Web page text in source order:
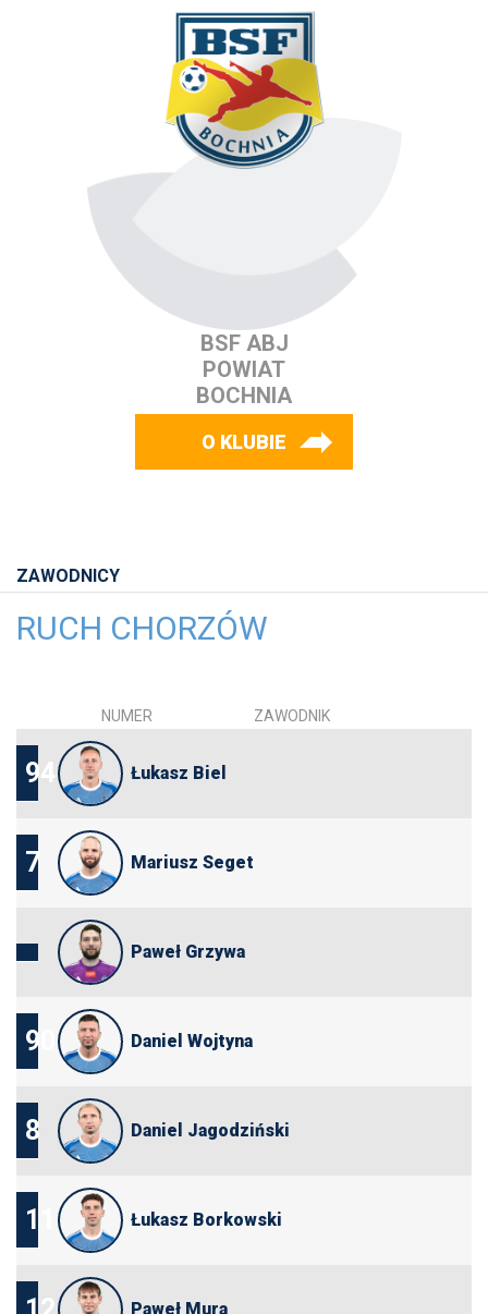
BSF ABJ
POWIAT
BOCHNIA
O KLUBIE
ZAWODNICY
RUCH CHORZÓW
NUMER ZAWODNIK
94 Łukasz Biel
7 Mariusz Seget
Paweł Grzywa
90 Daniel Wojtyna
8 Daniel Jagodziński
11 Łukasz Borkowski
Paweł Mura